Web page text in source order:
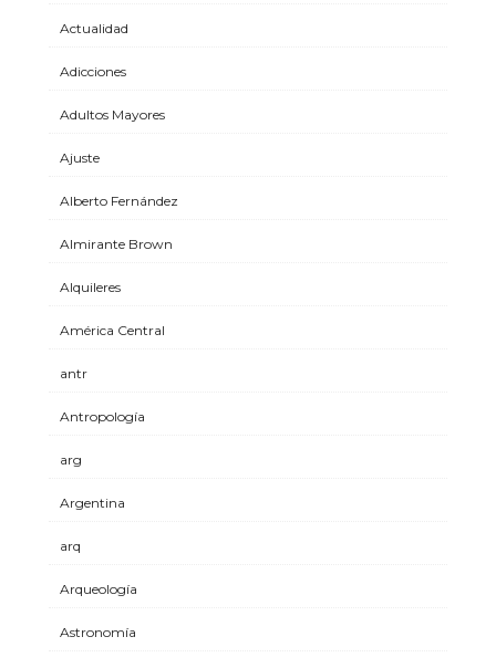
Actualidad
Adicciones
Adultos Mayores
Ajuste
Alberto Fernández
Almirante Brown
Alquileres
América Central
antr
Antropología
arg
Argentina
arq
Arqueología
Astronomía